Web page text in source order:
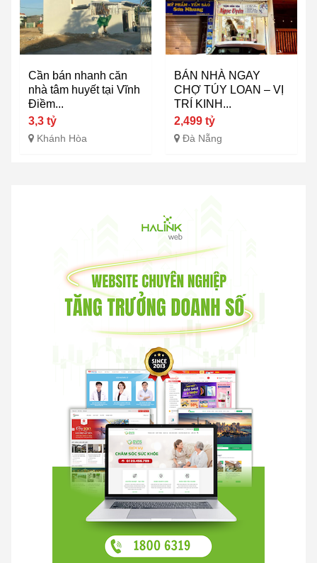
Cần bán nhanh căn
nhà tâm huyết tại Vĩnh
Điềm...
3,3 tỷ
Khánh Hòa
BÁN NHÀ NGAY
CHỢ TÚY LOAN – VỊ
TRÍ KINH...
2,499 tỷ
Đà Nẵng